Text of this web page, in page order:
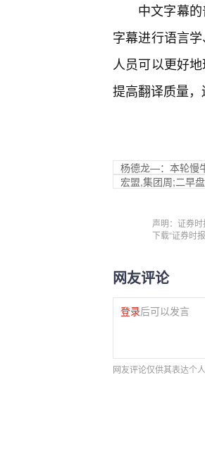
中文字幕
字幕进行语言
人员可以更好
提高翻译质量，
杨德龙—：本轮慢
宏盟,集团周;二早
声明：证券
下载“证券时
网友评论
登录后可以发言
网友评论仅供其表达个